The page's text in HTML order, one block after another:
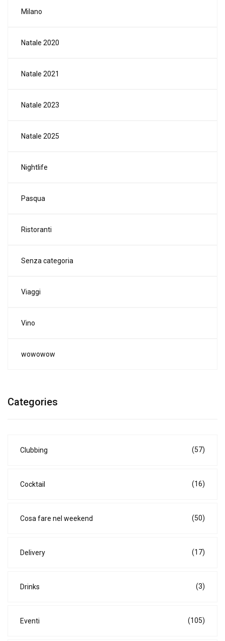
Milano
Natale 2020
Natale 2021
Natale 2023
Natale 2025
Nightlife
Pasqua
Ristoranti
Senza categoria
Viaggi
Vino
wowowow
Categories
Clubbing (57)
Cocktail (16)
Cosa fare nel weekend (50)
Delivery (17)
Drinks (3)
Eventi (105)